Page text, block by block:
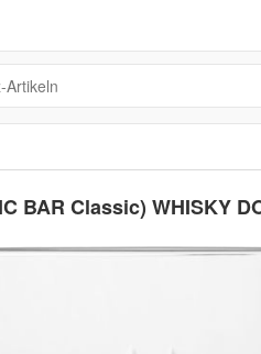
BAR Classic) WHISKY